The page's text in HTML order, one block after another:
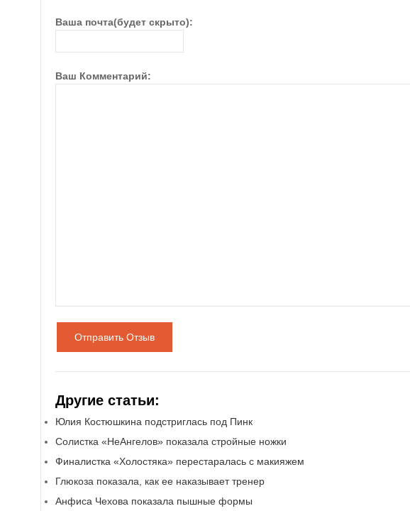
Ваша почта(будет скрыто):
Ваш Комментарий:
Отправить Отзыв
Другие статьи:
Юлия Костюшкина подстриглась под Пинк
Солистка «НеАнгелов» показала стройные ножки
Финалистка «Холостяка» перестаралась с макияжем
Глюкоза показала, как ее наказывает тренер
Анфиса Чехова показала пышные формы